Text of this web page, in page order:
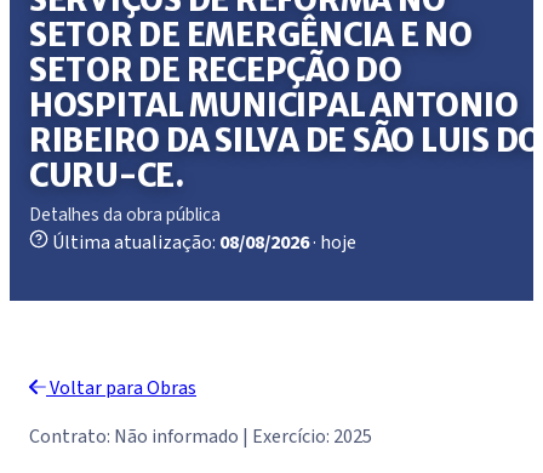
SETOR DE EMERGÊNCIA E NO
SETOR DE RECEPÇÃO DO
HOSPITAL MUNICIPAL ANTONIO
RIBEIRO DA SILVA DE SÃO LUIS DO
CURU-CE.
Detalhes da obra pública
Última atualização: 08/08/2026· hoje
Voltar para Obras
Contrato: Não informado | Exercício: 2025